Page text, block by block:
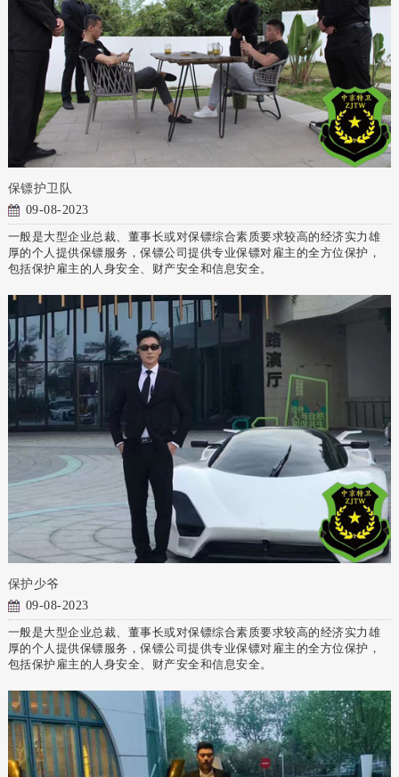
保镖护卫队
09-08-2023
一般是大型企业总裁、董事长或对保镖综合素质要求较高的经济实力雄
厚的个人提供保镖服务，保镖公司提供专业保镖对雇主的全方位保护，
包括保护雇主的人身安全、财产安全和信息安全。
保护少爷
09-08-2023
一般是大型企业总裁、董事长或对保镖综合素质要求较高的经济实力雄
厚的个人提供保镖服务，保镖公司提供专业保镖对雇主的全方位保护，
包括保护雇主的人身安全、财产安全和信息安全。